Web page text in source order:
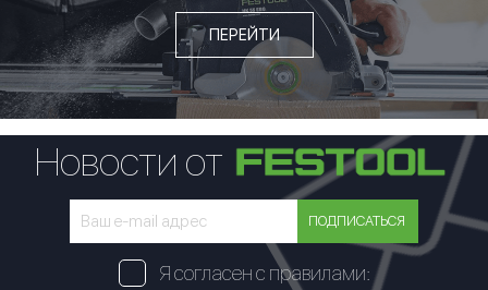
ПЕРЕЙТИ
Новости от
ПОДПИСАТЬСЯ
Я согласен с правилами: